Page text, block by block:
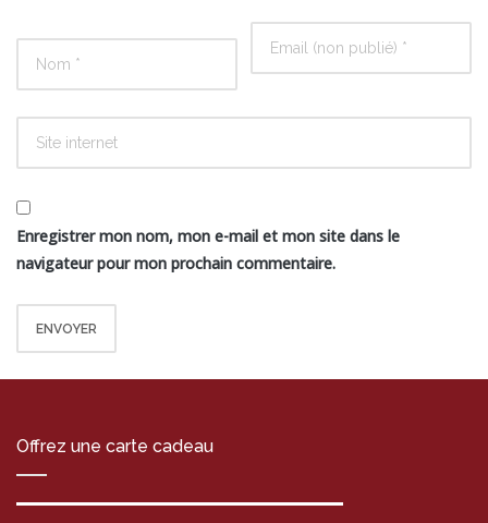
Enregistrer mon nom, mon e-mail et mon site dans le
navigateur pour mon prochain commentaire.
Offrez une carte cadeau